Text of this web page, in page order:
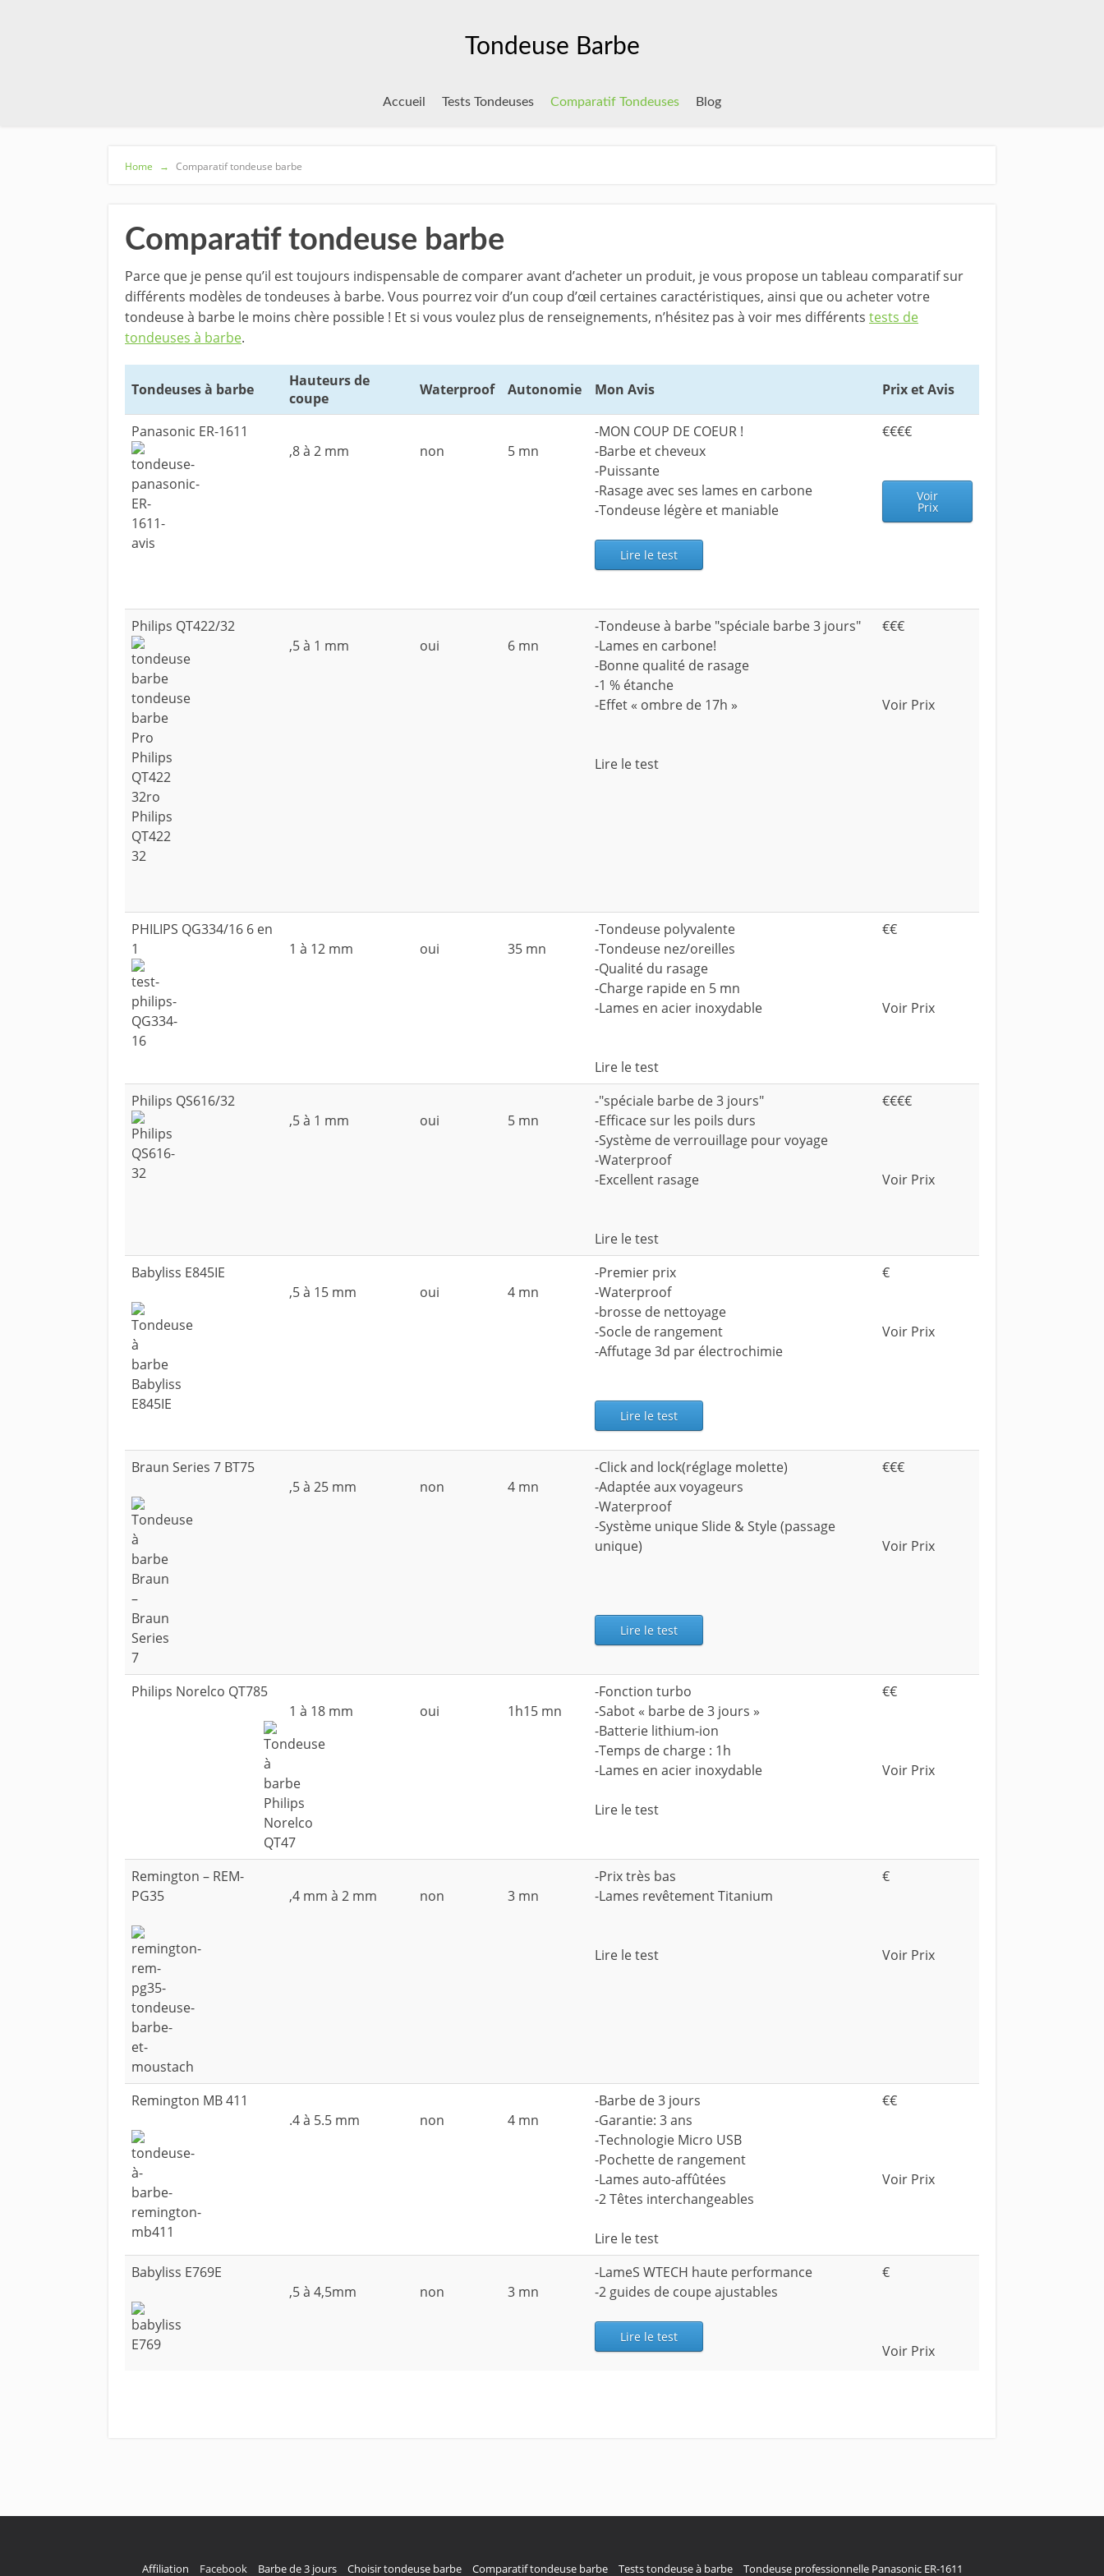
Tondeuse Barbe
Accueil Tests Tondeuses Comparatif Tondeuses Blog
Home → Comparatif tondeuse barbe
Comparatif tondeuse barbe
Parce que je pense qu’il est toujours indispensable de comparer avant d’acheter un produit, je vous propose un tableau comparatif sur
différents modèles de tondeuses à barbe. Vous pourrez voir d’un coup d’œil certaines caractéristiques, ainsi que ou acheter votre
tondeuse à barbe le moins chère possible ! Et si vous voulez plus de renseignements, n’hésitez pas à voir mes différents tests de
tondeuses à barbe.
Tondeuses à barbe
Hauteurs de
coupe
Waterproof Autonomie Mon Avis Prix et Avis
Panasonic ER-1611
,8 à 2 mm
non 5 mn
-MON COUP DE COEUR !
-Barbe et cheveux
-Puissante
-Rasage avec ses lames en carbone
-Tondeuse légère et maniable
Lire le test
€€€€
Voir
Prix
Philips QT422/32
,5 à 1 mm
oui 6 mn
-Tondeuse à barbe "spéciale barbe 3 jours"
-Lames en carbone!
-Bonne qualité de rasage
-1 % étanche
-Effet « ombre de 17h »
Lire le test
€€€
Voir Prix
PHILIPS QG334/16 6 en
1
1 à 12 mm oui 35 mn
-Tondeuse polyvalente
-Tondeuse nez/oreilles
-Qualité du rasage
-Charge rapide en 5 mn
-Lames en acier inoxydable
Lire le test
€€
Voir Prix
Philips QS616/32
,5 à 1 mm
oui 5 mn
-"spéciale barbe de 3 jours"
-Efficace sur les poils durs
-Système de verrouillage pour voyage
-Waterproof
-Excellent rasage
Lire le test
€€€€
Voir Prix
Babyliss E845IE
,5 à 15 mm
oui 4 mn
-Premier prix
-Waterproof
-brosse de nettoyage
-Socle de rangement
-Affutage 3d par électrochimie
Lire le test
€
Voir Prix
Braun Series 7 BT75
,5 à 25 mm
non 4 mn
-Click and lock(réglage molette)
-Adaptée aux voyageurs
-Waterproof
-Système unique Slide & Style (passage
unique)
Lire le test
€€€
Voir Prix
Philips Norelco QT785
1 à 18 mm
oui 1h15 mn
-Fonction turbo
-Sabot « barbe de 3 jours »
-Batterie lithium-ion
-Temps de charge : 1h
-Lames en acier inoxydable
Lire le test
€€
Voir Prix
Remington – REM-
PG35
,4 mm à 2 mm non 3 mn
-Prix très bas
-Lames revêtement Titanium
Lire le test
€
Voir Prix
Remington MB 411
.4 à 5.5 mm
non 4 mn
-Barbe de 3 jours
-Garantie: 3 ans
-Technologie Micro USB
-Pochette de rangement
-Lames auto-affûtées
-2 Têtes interchangeables
Lire le test
€€
Voir Prix
Babyliss E769E
,5 à 4,5mm
non 3 mn
-LameS WTECH haute performance
-2 guides de coupe ajustables
Lire le test
€
Voir Prix
Affiliation Facebook Barbe de 3 jours Choisir tondeuse barbe Comparatif tondeuse barbe Tests tondeuse à barbe Tondeuse professionnelle Panasonic ER-1611